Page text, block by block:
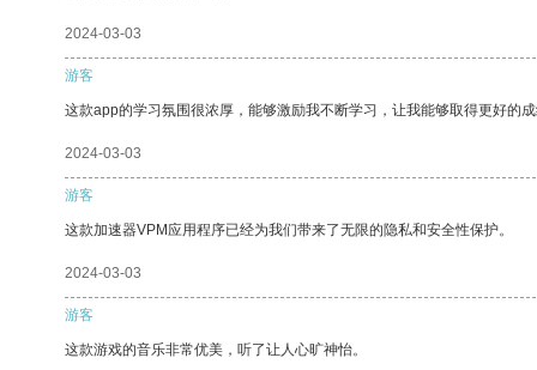
2024-03-03
游客
这款app的学习氛围很浓厚，能够激励我不断学习，让我能够取得更好的
2024-03-03
游客
这款加速器VPM应用程序已经为我们带来了无限的隐私和安全性保护。
2024-03-03
游客
这款游戏的音乐非常优美，听了让人心旷神怡。